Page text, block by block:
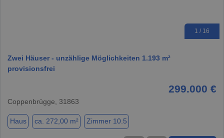
1 / 16
Zwei Häuser - unzählige Möglichkeiten 1.193 m²
provisionsfrei
299.000 €
Coppenbrügge, 31863
Haus ca. 272,00 m² Zimmer 10.5